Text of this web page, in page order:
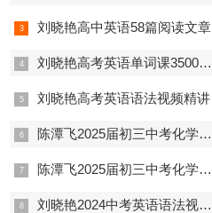
刘晓艳高中英语58篇阅读文章记3500个单词视频课
刘晓艳高考英语单词课3500词汇视频精讲(高中英语单词)
刘晓艳高考英语语法视频精讲38节(不就是高考英语语法吗)
陈潭飞2025届初三中考化学培训春季S班(通用版 一二三轮)
陈潭飞2025届初三中考化学寒假S班教程(通用版 春上)
刘晓艳2024中考英语语法视频精讲(初中英语语法课)